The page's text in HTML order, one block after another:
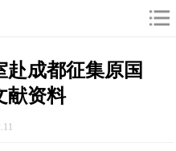
赴成都征集原国
献资料